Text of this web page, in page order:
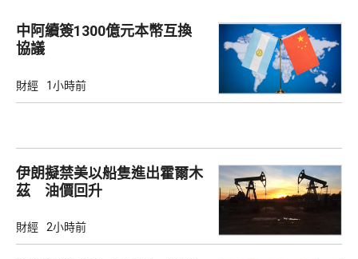
中阿續簽1300億元本幣互換
協議
財經 1小時前
伊朗擬禁美以船隻進出霍爾木
茲 油價回升
財經 2小時前